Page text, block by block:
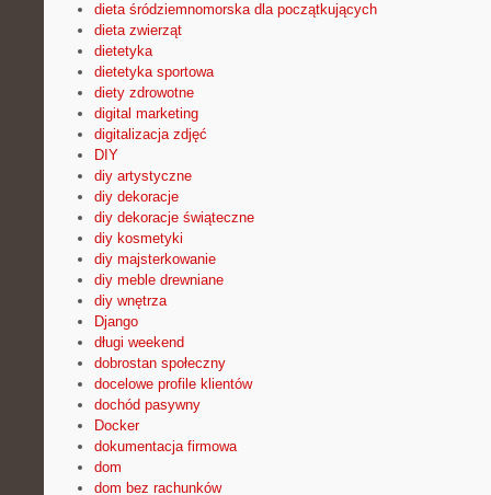
dieta śródziemnomorska dla początkujących
dieta zwierząt
dietetyka
dietetyka sportowa
diety zdrowotne
digital marketing
digitalizacja zdjęć
DIY
diy artystyczne
diy dekoracje
diy dekoracje świąteczne
diy kosmetyki
diy majsterkowanie
diy meble drewniane
diy wnętrza
Django
długi weekend
dobrostan społeczny
docelowe profile klientów
dochód pasywny
Docker
dokumentacja firmowa
dom
dom bez rachunków